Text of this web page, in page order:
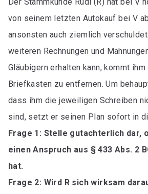
von seinem letzten Autokauf bei V
ansonsten auch ziemlich
weiteren Rechnungen und
Gläubigern erhalten kann, kommt
Briefkasten zu entfernen. Um
dass ihm die jeweiligen Schreiben
sind, setzt er seinen Plan sofort in
Frage 1: Stelle gutachterlich dar,
einen Anspruch aus § 433 Abs. 2
hat.
Frage 2: Wird R sich wirksam